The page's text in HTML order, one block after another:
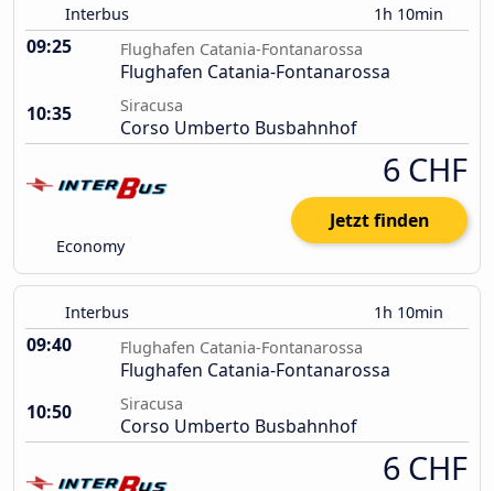
Interbus 1h 10min
09:25 Flughafen Catania-Fontanarossa
Flughafen Catania-Fontanarossa
10:35
Siracusa
Corso Umberto Busbahnhof
Economy
6 CHF
Jetzt finden
Interbus 1h 10min
09:40 Flughafen Catania-Fontanarossa
Flughafen Catania-Fontanarossa
10:50
Siracusa
Corso Umberto Busbahnhof
6 CHF